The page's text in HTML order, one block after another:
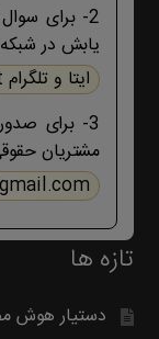
2- برای
یابش در
ایتا و تلگرام yabesh_assistant@
3- برای
مشتریان
تازه ها
دستیار هوش
درچ